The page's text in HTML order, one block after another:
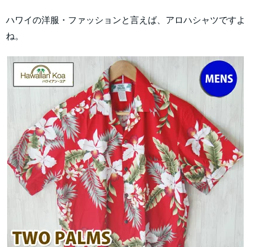
ハワイの洋服・ファッションと言えば、アロハシャツですよ
ね。